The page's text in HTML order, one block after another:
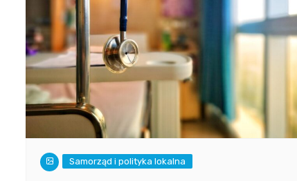
Samorząd i polityka lokalna